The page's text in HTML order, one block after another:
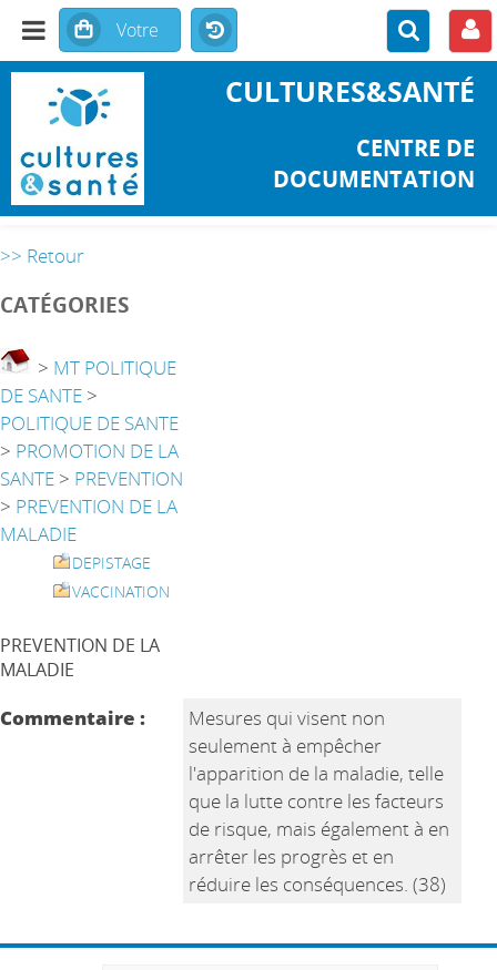
CULTURES&SANTÉ
CENTRE DE
DOCUMENTATION
>> Retour
CATÉGORIES
> MT POLITIQUE
DE SANTE >
POLITIQUE DE SANTE
> PROMOTION DE LA
SANTE > PREVENTION
> PREVENTION DE LA
MALADIE
DEPISTAGE
VACCINATION
PREVENTION DE LA
MALADIE
Commentaire :
Mesures qui visent non
seulement à empêcher
l'apparition de la maladie, telle
que la lutte contre les facteurs
de risque, mais également à en
arrêter les progrès et en
réduire les conséquences. (38)